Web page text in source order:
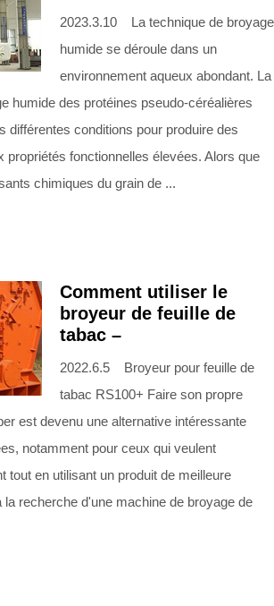
2023.3.10 La technique de broyage
humide se déroule dans un
environnement aqueux abondant. La
humide des protéines pseudo-céréalières
différentes conditions pour produire des
propriétés fonctionnelles élevées. Alors que
chimiques du grain de ...
Comment utiliser le
broyeur de feuille de
tabac –
2022.6.5 Broyeur pour feuille de
tabac RS100+ Faire son propre
est devenu une alternative intéressante
notamment pour ceux qui veulent
tout en utilisant un produit de meilleure
la recherche d'une machine de broyage de